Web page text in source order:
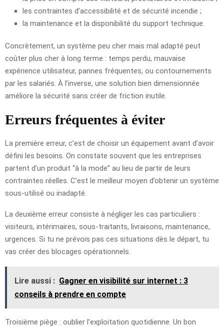
les contraintes d’accessibilité et de sécurité incendie ;
la maintenance et la disponibilité du support technique.
Concrètement, un système peu cher mais mal adapté peut
coûter plus cher à long terme : temps perdu, mauvaise
expérience utilisateur, pannes fréquentes, ou contournements
par les salariés. À l’inverse, une solution bien dimensionnée
améliore la sécurité sans créer de friction inutile.
Erreurs fréquentes à éviter
La première erreur, c’est de choisir un équipement avant d’avoir
défini les besoins. On constate souvent que les entreprises
partent d’un produit “à la mode” au lieu de partir de leurs
contraintes réelles. C’est le meilleur moyen d’obtenir un système
sous-utilisé ou inadapté.
La deuxième erreur consiste à négliger les cas particuliers :
visiteurs, intérimaires, sous-traitants, livraisons, maintenance,
urgences. Si tu ne prévois pas ces situations dès le départ, tu
vas créer des blocages opérationnels.
Lire aussi : Gagner en visibilité sur internet : 3
conseils à prendre en compte
Troisième piège : oublier l’exploitation quotidienne. Un bon